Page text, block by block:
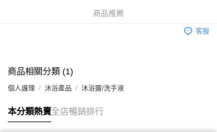
付款後門市自取，訂單確認後2-4個工作天到店，7天內取。逾期後
商品推薦
客服
商品相關分類 (1)
個人護理 沐浴產品 沐浴露/洗手液
本分類熱賣全店暢銷排行